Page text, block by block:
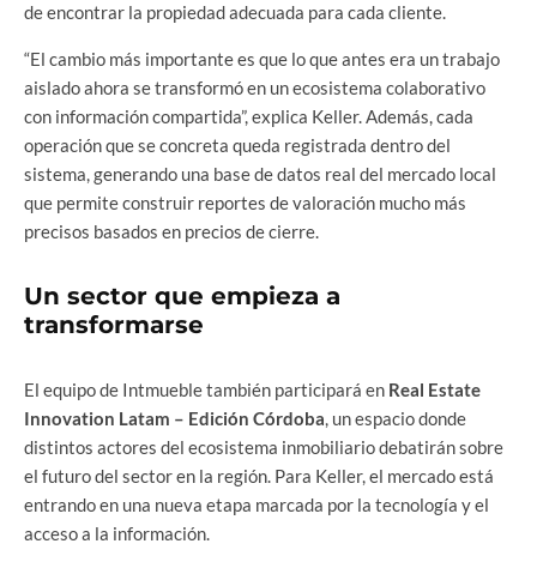
de encontrar la propiedad adecuada para cada cliente.
“El cambio más importante es que lo que antes era un trabajo
aislado ahora se transformó en un ecosistema colaborativo
con información compartida”, explica Keller. Además, cada
operación que se concreta queda registrada dentro del
sistema, generando una base de datos real del mercado local
que permite construir reportes de valoración mucho más
precisos basados en precios de cierre.
Un sector que empieza a
transformarse
El equipo de Intmueble también participará en Real Estate
Innovation Latam – Edición Córdoba, un espacio donde
distintos actores del ecosistema inmobiliario debatirán sobre
el futuro del sector en la región. Para Keller, el mercado está
entrando en una nueva etapa marcada por la tecnología y el
acceso a la información.